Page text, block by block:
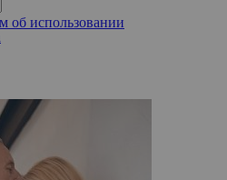
об использовании